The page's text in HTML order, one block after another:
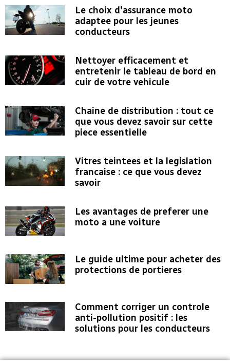
Le choix d’assurance moto
adaptee pour les jeunes
conducteurs
Nettoyer efficacement et
entretenir le tableau de bord en
cuir de votre vehicule
Chaine de distribution : tout ce
que vous devez savoir sur cette
piece essentielle
Vitres teintees et la legislation
francaise : ce que vous devez
savoir
Les avantages de preferer une
moto a une voiture
Le guide ultime pour acheter des
protections de portieres
Comment corriger un controle
anti-pollution positif : les
solutions pour les conducteurs